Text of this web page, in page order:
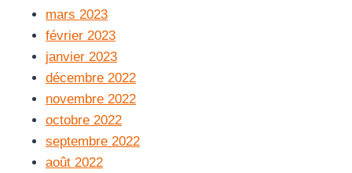
mars 2023
février 2023
janvier 2023
décembre 2022
novembre 2022
octobre 2022
septembre 2022
août 2022